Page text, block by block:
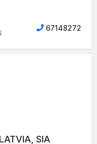
67148272
SIA